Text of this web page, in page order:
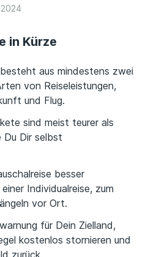
in Kürze
aus mindestens zwei
von Reiseleistungen,
und Flug.
sind meist teurer als
Du Dir selbst
besser
Individualreise, zum
vor Ort.
für Dein Zielland,
kostenlos stornieren und
zurück.